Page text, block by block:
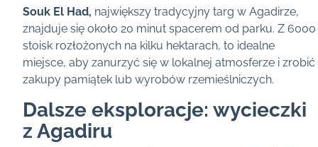
Souk El Had, największy tradycyjny targ w Agadirze,
znajduje się około 20 minut spacerem od parku. Z 6000
stoisk rozłożonych na kilku hektarach, to idealne
miejsce, aby zanurzyć się w lokalnej atmosferze i zrobić
zakupy pamiątek lub wyrobów rzemieślniczych.
Dalsze eksploracje: wycieczki
z Agadiru